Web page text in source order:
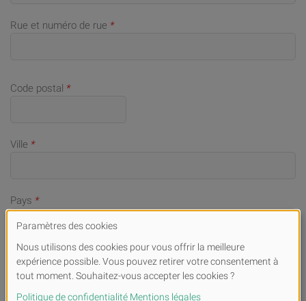
Rue et numéro de rue *
Code postal *
Ville *
Pays *
Numéro de téléphone portable (en cas de demandes)*